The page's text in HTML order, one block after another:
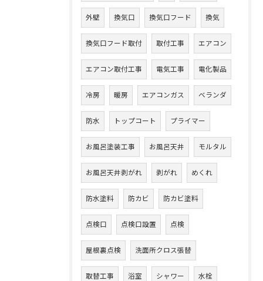
外壁 換気口 換気口フード 換気
換気口フード取付 取付工事 エアコン
エアコン取付工事 電気工事 電化製品
冷房 暖房 エアコンガス ベランダ
防水 トップコート プライマー
お風呂塗装工事 お風呂天井 モルタル
お風呂天井剥がれ 剥がれ めくれ
防水塗料 防カビ 防カビ塗料
点検口 点検口設置 点検
屋根裏点検 洗面所クロス張替
取替工事 浴室 シャワー 水栓